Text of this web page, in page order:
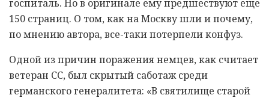
госпиталь. Но в оригинале ему предшествуют еще
150 страниц. О том, как на Москву шли и почему,
по мнению автора, все-таки потерпели конфуз.
Одной из причин поражения немцев, как считает
ветеран СС, был скрытый саботаж среди
германского генералитета: «В святилище старой